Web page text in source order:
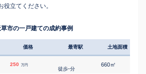
立てください。
草市の一戸建ての成約事例
価格 最寄駅 土地面積
250 万円
徒歩-分
660㎡